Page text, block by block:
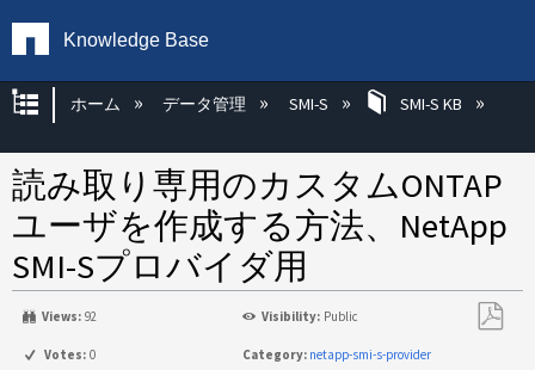
Knowledge Base
グローバル階層を展開/折りたたむ
ホーム データ管理 SMI-S SMI-S KB
読み取り専用のカスタムONTAP
ユーザを作成する方法、NetApp
SMI-Sプロバイダ用
Views: 92 Visibility: Public
Votes: 0 Category: netapp-smi-s-provider